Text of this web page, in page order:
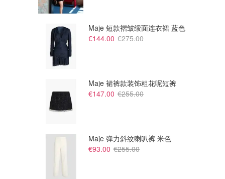
€179.95
Flannels UK
Maje 短款褶皱缎面连衣裙 蓝色
€144.00 €275.00
Maje 裙裤款装饰粗花呢短裤
€147.00 €255.00
Maje 弹力斜纹喇叭裤 米色
€93.00 €255.00